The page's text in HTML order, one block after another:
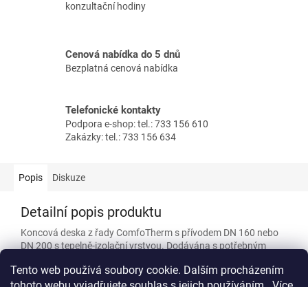
Tento web používá soubory cookie. Dalším procházením
konzultační hodiny
Cenová nabídka do 5 dnů
Bezplatná cenová nabídka
Telefonické kontakty
Podpora e-shop: tel.: 733 156 610
Zakázky: tel.: 733 156 634
Popis Diskuze
Detailní popis produktu
Koncová deska z řady ComfoTherm s přívodem DN 160 nebo
DN 200 s tepelně-izolační vrstvou. Dodávána s potřebným
dodávky, netřeba proto objednávat zvlášť.